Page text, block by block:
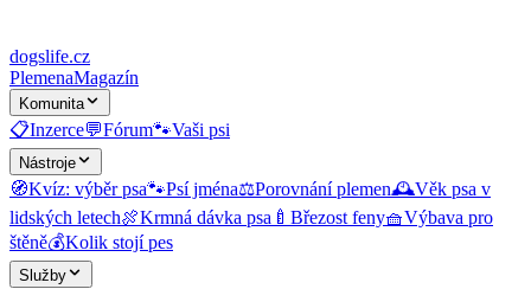
dogslife.cz
PlemenaMagazín
Komunita
📋Inzerce💬Fórum🐾Vaši psi
Nástroje
🧭Kvíz: výběr psa🐾Psí jména⚖️Porovnání plemen🕰️Věk psa v
lidských letech🍖Krmná dávka psa 🍼 Březost feny🧺Výbava pro
štěně💰Kolik stojí pes
Služby